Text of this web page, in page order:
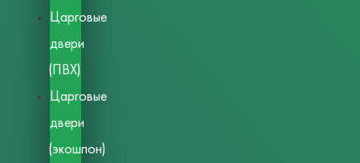
Царговые
двери
(ПВХ)
Царговые
двери
(экошпон)